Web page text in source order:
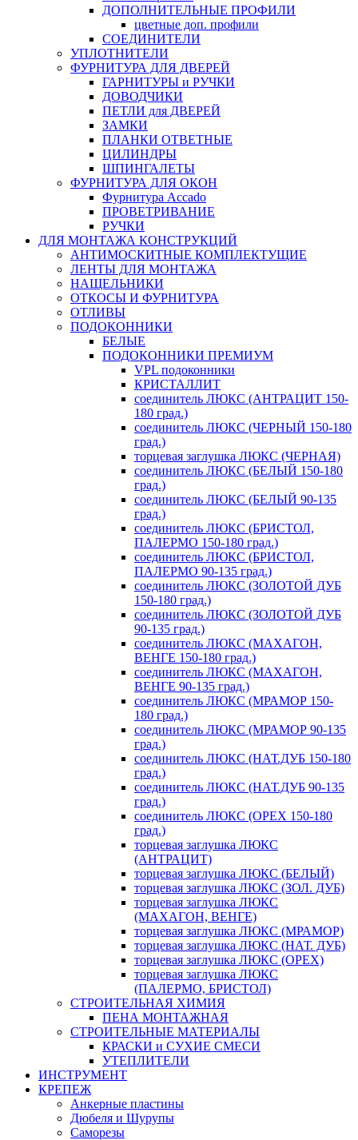
ДОПОЛНИТЕЛЬНЫЕ ПРОФИЛИ
цветные доп. профили
СОЕДИНИТЕЛИ
УПЛОТНИТЕЛИ
ФУРНИТУРА ДЛЯ ДВЕРЕЙ
ГАРНИТУРЫ и РУЧКИ
ДОВОДЧИКИ
ПЕТЛИ для ДВЕРЕЙ
ЗАМКИ
ПЛАНКИ ОТВЕТНЫЕ
ЦИЛИНДРЫ
ШПИНГАЛЕТЫ
ФУРНИТУРА ДЛЯ ОКОН
Фурнитура Accado
ПРОВЕТРИВАНИЕ
РУЧКИ
ДЛЯ МОНТАЖА КОНСТРУКЦИЙ
АНТИМОСКИТНЫЕ КОМПЛЕКТУЩИЕ
ЛЕНТЫ ДЛЯ МОНТАЖА
НАЩЕЛЬНИКИ
ОТКОСЫ И ФУРНИТУРА
ОТЛИВЫ
ПОДОКОННИКИ
БЕЛЫЕ
ПОДОКОННИКИ ПРЕМИУМ
VPL подоконники
КРИСТАЛЛИТ
соединитель ЛЮКС (АНТРАЦИТ 150-
180 град.)
соединитель ЛЮКС (ЧЕРНЫЙ 150-180
град.)
торцевая заглушка ЛЮКС (ЧЕРНАЯ)
соединитель ЛЮКС (БЕЛЫЙ 150-180
град.)
соединитель ЛЮКС (БЕЛЫЙ 90-135
град.)
соединитель ЛЮКС (БРИСТОЛ,
ПАЛЕРМО 150-180 град.)
соединитель ЛЮКС (БРИСТОЛ,
ПАЛЕРМО 90-135 град.)
соединитель ЛЮКС (ЗОЛОТОЙ ДУБ
150-180 град.)
соединитель ЛЮКС (ЗОЛОТОЙ ДУБ
90-135 град.)
соединитель ЛЮКС (МАХАГОН,
ВЕНГЕ 150-180 град.)
соединитель ЛЮКС (МАХАГОН,
ВЕНГЕ 90-135 град.)
соединитель ЛЮКС (МРАМОР 150-
180 град.)
соединитель ЛЮКС (МРАМОР 90-135
град.)
соединитель ЛЮКС (НАТ.ДУБ 150-180
град.)
соединитель ЛЮКС (НАТ.ДУБ 90-135
град.)
соединитель ЛЮКС (ОРЕХ 150-180
град.)
торцевая заглушка ЛЮКС
(АНТРАЦИТ)
торцевая заглушка ЛЮКС (БЕЛЫЙ)
торцевая заглушка ЛЮКС (ЗОЛ. ДУБ)
торцевая заглушка ЛЮКС
(МАХАГОН, ВЕНГЕ)
торцевая заглушка ЛЮКС (МРАМОР)
торцевая заглушка ЛЮКС (НАТ. ДУБ)
торцевая заглушка ЛЮКС (ОРЕХ)
торцевая заглушка ЛЮКС
(ПАЛЕРМО, БРИСТОЛ)
СТРОИТЕЛЬНАЯ ХИМИЯ
ПЕНА МОНТАЖНАЯ
СТРОИТЕЛЬНЫЕ МАТЕРИАЛЫ
КРАСКИ и СУХИЕ СМЕСИ
УТЕПЛИТЕЛИ
ИНСТРУМЕНТ
КРЕПЕЖ
Анкерные пластины
Дюбеля и Шурупы
Саморезы